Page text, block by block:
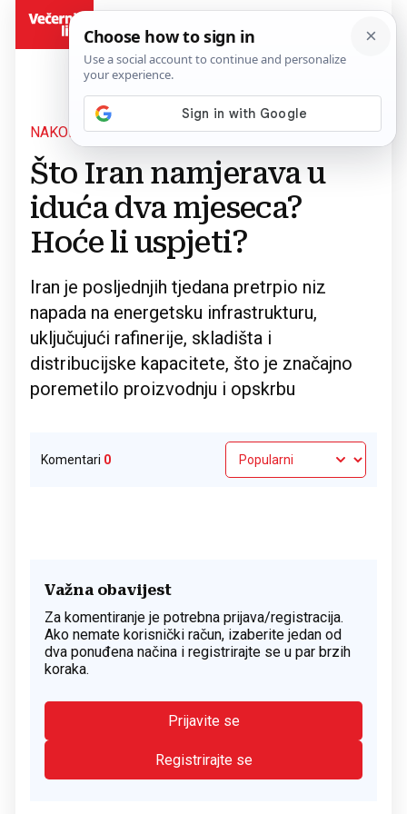
NAKON NIZA NAPADA Povratak na članak
Što Iran namjerava u
iduća dva mjeseca?
Hoće li uspjeti?
Iran je posljednjih tjedana pretrpio niz
napada na energetsku infrastrukturu,
uključujući rafinerije, skladišta i
distribucijske kapacitete, što je značajno
poremetilo proizvodnju i opskrbu
Komentari 0
Važna obavijest
Za komentiranje je potrebna prijava/registracija.
Ako nemate korisnički račun, izaberite jedan od
dva ponuđena načina i registrirajte se u par brzih
koraka.
Prijavite se
Registrirajte se